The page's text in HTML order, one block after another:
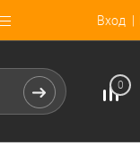
Вход
0